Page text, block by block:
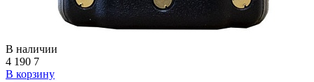
В наличии
4 190 7
В корзину